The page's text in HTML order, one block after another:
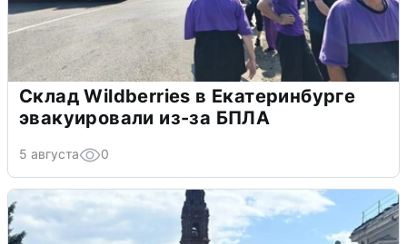
Склад Wildberries в Екатеринбурге
эвакуировали из-за БПЛА
5 августа 0